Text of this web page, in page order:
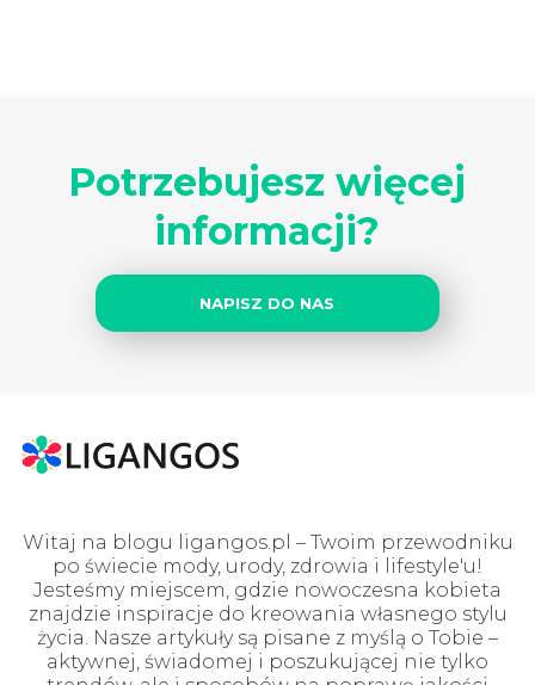
Potrzebujesz więcej
informacji?
NAPISZ DO NAS
Witaj na blogu ligangos.pl – Twoim przewodniku
po świecie mody, urody, zdrowia i lifestyle'u!
Jesteśmy miejscem, gdzie nowoczesna kobieta
znajdzie inspiracje do kreowania własnego stylu
życia. Nasze artykuły są pisane z myślą o Tobie –
aktywnej, świadomej i poszukującej nie tylko